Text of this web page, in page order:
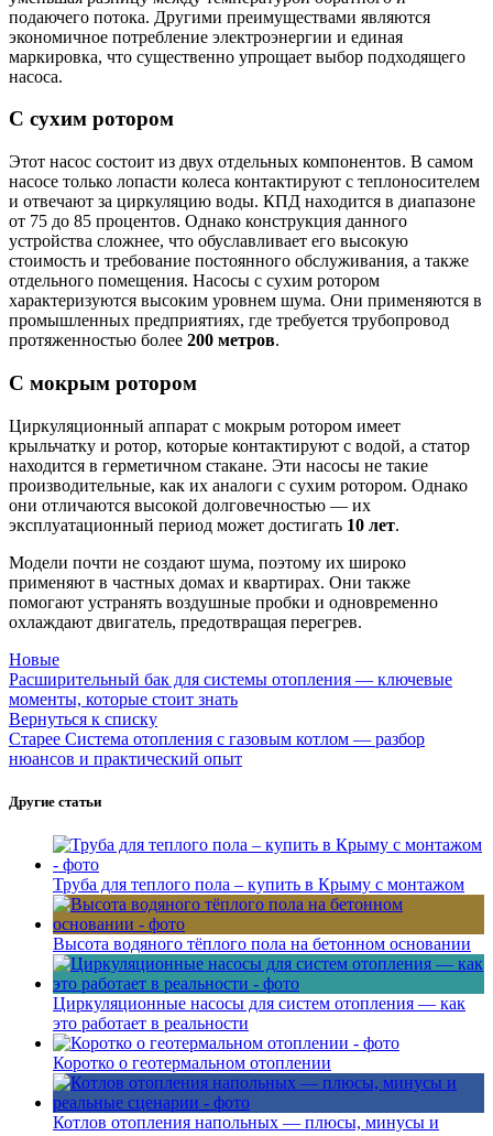
подаючего потока. Другими преимуществами являются
экономичное потребление электроэнергии и единая
маркировка, что существенно упрощает выбор подходящего
насоса.
С сухим ротором
Этот насос состоит из двух отдельных компонентов. В самом
насосе только лопасти колеса контактируют с теплоносителем
и отвечают за циркуляцию воды. КПД находится в диапазоне
от 75 до 85 процентов. Однако конструкция данного
устройства сложнее, что обуславливает его высокую
стоимость и требование постоянного обслуживания, а также
отдельного помещения. Насосы с сухим ротором
характеризуются высоким уровнем шума. Они применяются в
промышленных предприятиях, где требуется трубопровод
протяженностью более 200 метров.
С мокрым ротором
Циркуляционный аппарат с мокрым ротором имеет
крыльчатку и ротор, которые контактируют с водой, а статор
находится в герметичном стакане. Эти насосы не такие
производительные, как их аналоги с сухим ротором. Однако
они отличаются высокой долговечностью — их
эксплуатационный период может достигать 10 лет.
Модели почти не создают шума, поэтому их широко
применяют в частных домах и квартирах. Они также
помогают устранять воздушные пробки и одновременно
охлаждают двигатель, предотвращая перегрев.
Новые
Расширительный бак для системы отопления — ключевые
моменты, которые стоит знать
Вернуться к списку
Старее Система отопления с газовым котлом — разбор
нюансов и практический опыт
Другие статьи
Труба для теплого пола – купить в Крыму с монтажом
Высота водяного тёплого пола на бетонном основании
Циркуляционные насосы для систем отопления — как
это работает в реальности
Коротко о геотермальном отоплении
Котлов отопления напольных — плюсы, минусы и